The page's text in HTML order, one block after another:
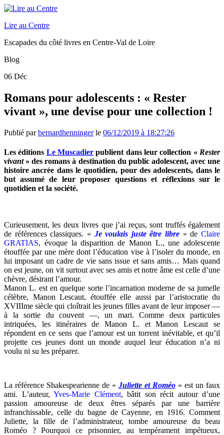
Lire au Centre
Escapades du côté livres en Centre-Val de Loire
Blog
06 Déc
Romans pour adolescents : « Rester
vivant », une devise pour une collection !
Publié parbernardhenningerle 06/12/2019 à 18:27:26
Les éditions Le Muscadier publient dans leur collection « Rester
vivant» des romans à destination du public adolescent, avec une
histoire ancrée dans le quotidien, pour des adolescents, dans le
but assumé de leur proposer questions et réflexions sur le
quotidien et la société.
Curieusement, les deux livres que j’ai reçus, sont truffés également
de références classiques. « Je voulais juste être libre » deClaire
GRATIAS, évoque la disparition de Manon L., une adolescente
étouffée par unemère dont l’éducation vise à l’isoler du monde, en
lui imposant un cadre de vie sans issue et sans amis… Mais quand
on est jeune, on vit surtout avec ses amis et notre âme est celle d’une
chèvre, désirant l’amour.
Manon L. est en quelque sorte l’incarnation moderne de sa jumelle
célèbre, Manon Lescaut, étouffée elle aussi par l’aristocratie du
XVIIIme siècle qui cloîtrait les jeunes filles avant de leur imposer —
à la sortie du couvent —, un mari. Comme deux particules
intriquées, les itinéraires de Manon L. et Manon Lescaut se
répondent en ce sens que l’amour est un torrent inévitable, et qu’il
projette ces jeunes dont un monde auquel leur éducation n’a ni
voulu ni su les préparer.
La référence Shakespearienne de « Juliette et Roméo » est un faux
ami. L’auteur, Yves-Marie Clément, bâtit son récit autour d’une
passion amoureuse de deux êtres séparés par une barrière
infranchissable, celle du bagne de Cayenne, en 1916. Comment
Juliette, la fille de l’administrateur, tombe amoureuse du beau
Roméo ? Pourquoi ce prisonnier, au tempérament impétueux,